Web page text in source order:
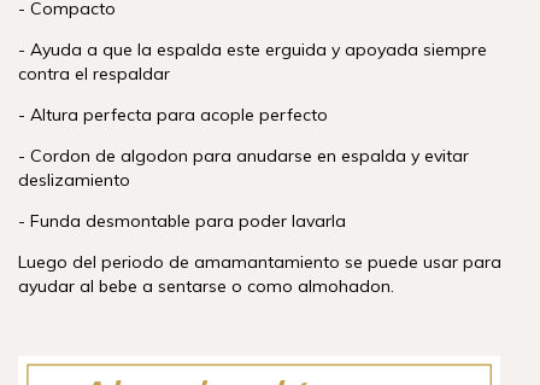
- Compacto
- Ayuda a que la espalda este erguida y apoyada siempre
contra el respaldar
- Altura perfecta para acople perfecto
- Cordon de algodon para anudarse en espalda y evitar
deslizamiento
- Funda desmontable para poder lavarla
Luego del periodo de amamantamiento se puede usar para
ayudar al bebe a sentarse o como almohadon.